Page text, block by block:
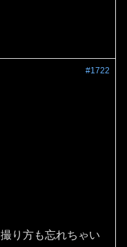
#1722
り方も忘れちゃい